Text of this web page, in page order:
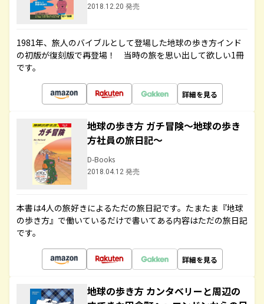
2018.12.20 発売
1981年、旅人のバイブルとして登場した地球の歩き方インド
の初版が復刻版で再登場！ 当時の旅を思い出して欲しい1冊
です。
詳細を見る
地球の歩き方 ガチ冒険～地球の歩き
方社員の旅日記～
D-Books
2018.04.12 発売
本書は4人の旅好きによるただの旅日記です。たまたま『地球
の歩き方』で働いているだけで書いてある内容はただの旅日記
です。
詳細を見る
地球の歩き方 カンタベリーと周辺の